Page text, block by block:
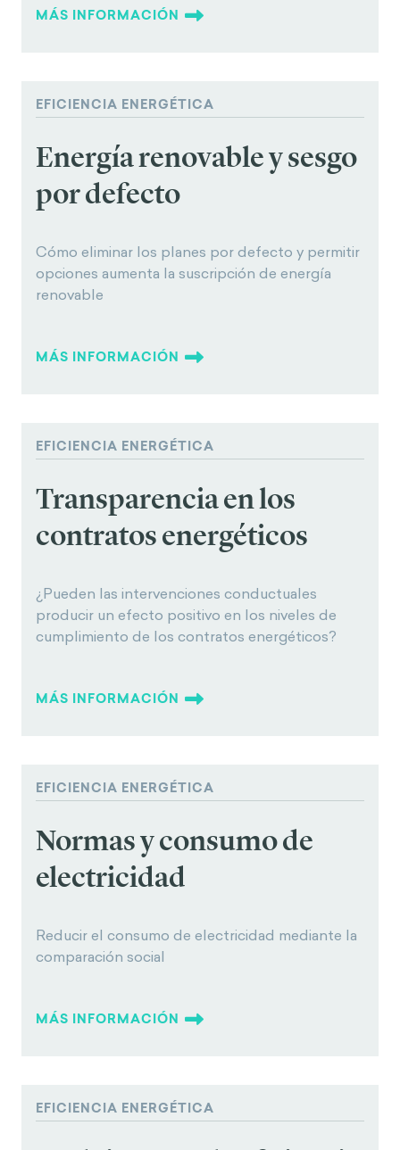
MÁS INFORMACIÓN
EFICIENCIA ENERGÉTICA
Energía renovable y sesgo
por defecto
Cómo eliminar los planes por defecto y permitir
opciones aumenta la suscripción de energía
renovable
MÁS INFORMACIÓN
EFICIENCIA ENERGÉTICA
Transparencia en los
contratos energéticos
¿Pueden las intervenciones conductuales
producir un efecto positivo en los niveles de
cumplimiento de los contratos energéticos?
MÁS INFORMACIÓN
EFICIENCIA ENERGÉTICA
Normas y consumo de
electricidad
Reducir el consumo de electricidad mediante la
comparación social
MÁS INFORMACIÓN
EFICIENCIA ENERGÉTICA